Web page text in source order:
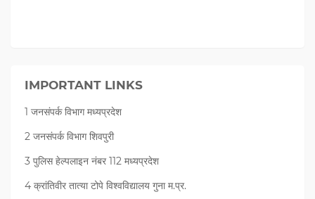
IMPORTANT LINKS
1 जनसंपर्क विभाग मध्यप्रदेश
2 जनसंपर्क विभाग शिवपुरी
3 पुलिस हेल्पलाइन नंबर 112 मध्‍यप्रदेश
4 क्रांतिवीर तात्या टोपे विश्वविद्यालय गुना म.प्र.